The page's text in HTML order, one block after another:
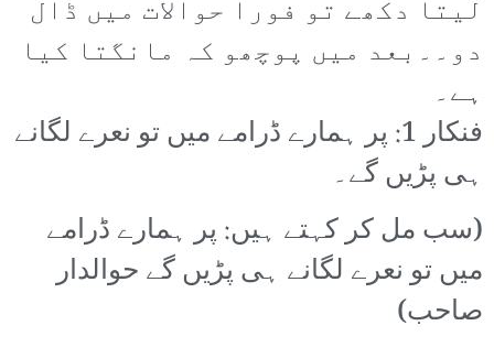
لیتا دکھے تو فورا حوالات میں ڈال
دو۔۔بعد میں پوچھو کہ مانگتا کیا
ہے۔
فنکار 1: پر ہمارے ڈرامے میں تو نعرے لگانے
ہی پڑیں گے۔
(سب مل کر کہتے ہیں: پر ہمارے ڈرامے
میں تو نعرے لگانے ہی پڑیں گے حوالدار
صاحب)